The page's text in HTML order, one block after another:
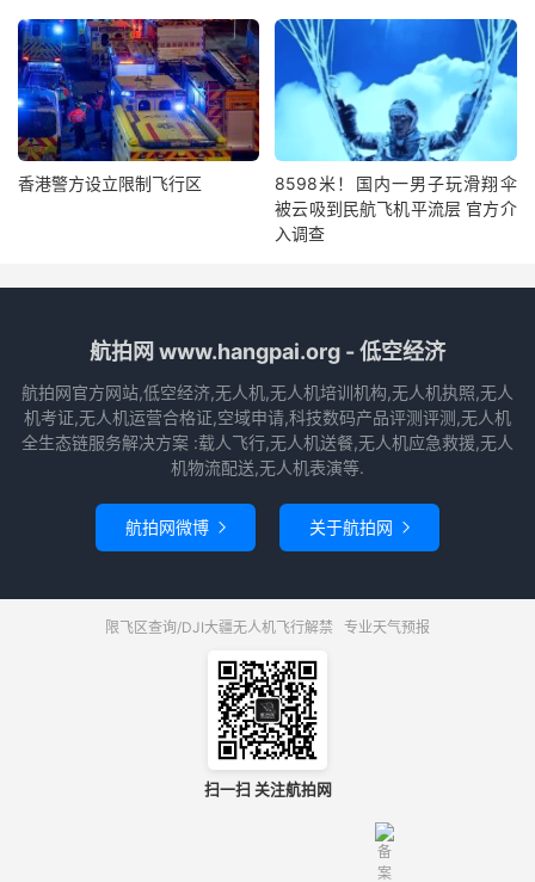
香港警方设立限制飞行区
8598米！国内一男子玩滑翔伞
被云吸到民航飞机平流层 官方介
入调查
航拍网 www.hangpai.org - 低空经济
航拍网官方网站,低空经济,无人机,无人机培训机构,无人机执照,无人
机考证,无人机运营合格证,空域申请,科技数码产品评测评测,无人机
全生态链服务解决方案 :载人飞行,无人机送餐,无人机应急救援,无人
机物流配送,无人机表演等.
航拍网微博  关于航拍网 
限飞区查询/DJI大疆无人机飞行解禁 专业天气预报
扫一扫 关注航拍网